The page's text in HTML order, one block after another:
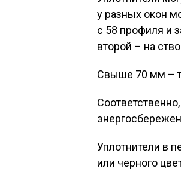
у разных окон
с 58 профиля и
второй – на
Свыше 70 мм –
Уплотнители в
или черного